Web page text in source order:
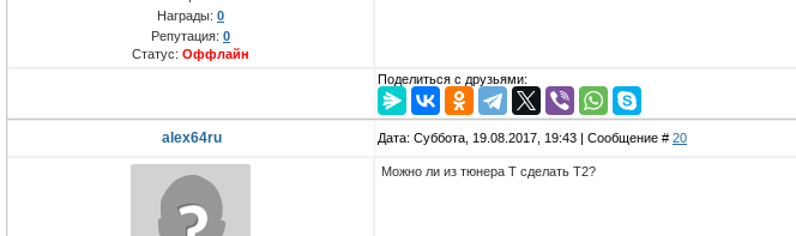
Награды: 0
Репутация: 0
Статус: Оффлайн
Поделиться с друзьями:
alex64ru Дата: Суббота, 19.08.2017, 19:43 | Сообщение # 20
Можно ли из тюнера T сделать T2?